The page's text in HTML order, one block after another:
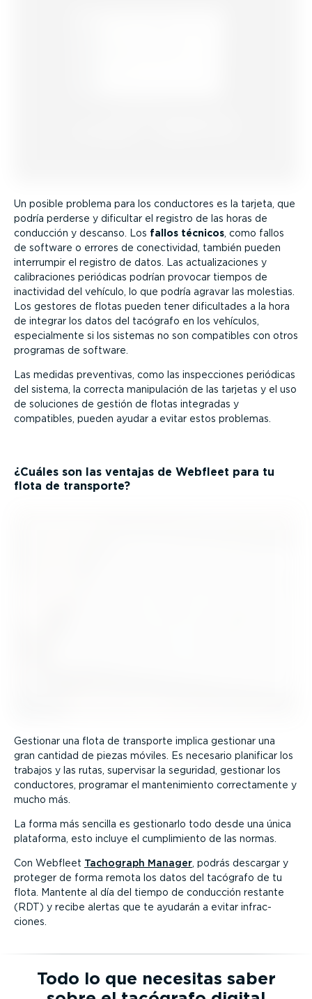
Un posible problema para los conductores es la tarjeta, que
podría perderse y dificultar el registro de las horas de
conducción y descanso. Los fallos técnicos, como fallos
de software o errores de conec­ti­vidad, también pueden
interrumpir el registro de datos. Las actua­li­za­ciones y
calibra­ciones periódicas podrían provocar tiempos de
inactividad del vehículo, lo que podría agravar las molestias.
Los gestores de flotas pueden tener dificul­tades a la hora
de integrar los datos del tacógrafo en los vehículos,
especial­mente si los sistemas no son compatibles con otros
programas de software.
Las medidas preventivas, como las inspec­ciones periódicas
del sistema, la correcta manipu­lación de las tarjetas y el uso
de soluciones de gestión de flotas integradas y
compatibles, pueden ayudar a evitar estos problemas.
¿Cuáles son las ventajas de Webfleet para tu
flota de transporte?
Gestionar una flota de transporte implica gestionar una
gran cantidad de piezas móviles. Es necesario planificar los
trabajos y las rutas, supervisar la seguridad, gestionar los
conductores, programar el mante­ni­miento correc­ta­mente y
mucho más.
La forma más sencilla es gestionarlo todo desde una única
plataforma, esto incluye el cumpli­miento de las normas.
Con Webfleet Tachograph Manager, podrás descargar y
proteger de forma remota los datos del tacógrafo de tu
flota. Mantente al día del tiempo de conducción restante
(RDT) y recibe alertas que te ayudarán a evitar infrac­
ciones.
Todo lo que necesitas saber